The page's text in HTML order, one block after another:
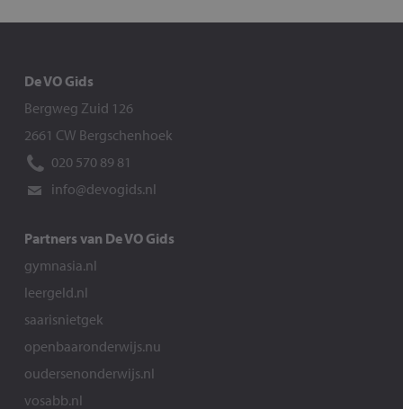
De VO Gids
Bergweg Zuid 126
2661 CW Bergschenhoek
020 570 89 81
info@devogids.nl
Partners van De VO Gids
gymnasia.nl
leergeld.nl
saarisnietgek
openbaaronderwijs.nu
oudersenonderwijs.nl
vosabb.nl